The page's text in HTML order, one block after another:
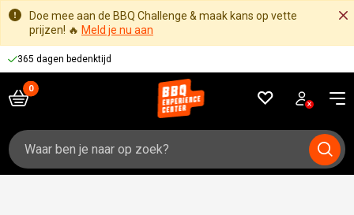
Doe mee aan de BBQ Challenge & maak kans op vette
prijzen! 🔥 Meld je nu aan
365 dagen bedenktijd
Zoeken
naar: